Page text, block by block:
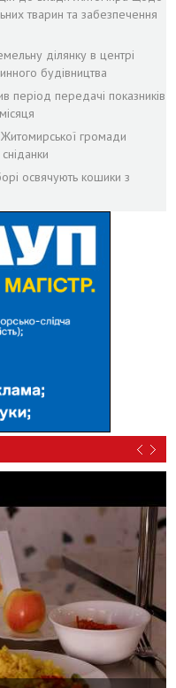
тварин та забезпечення
ділянку в центрі
будівництва
передачі показників
громади
освячують кошики з